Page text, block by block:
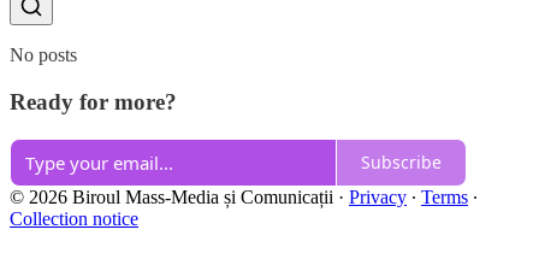
No posts
Ready for more?
Subscribe
© 2026 Biroul Mass-Media și Comunicații · Privacy ∙ Terms ∙
Collection notice